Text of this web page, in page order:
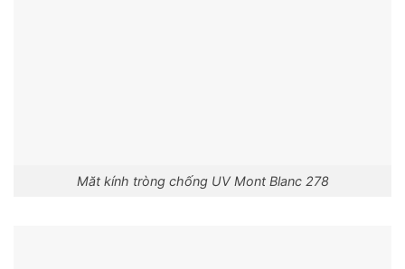
Măt kính tròng chống UV Mont Blanc 278